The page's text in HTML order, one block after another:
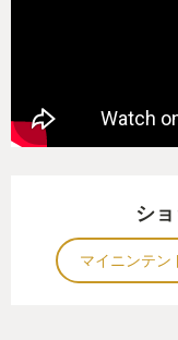
シ
マイニンテン